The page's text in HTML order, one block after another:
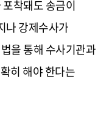
착돼도 송금이
나 강제수사가
을 통해 수사기관과
히 해야 한다는